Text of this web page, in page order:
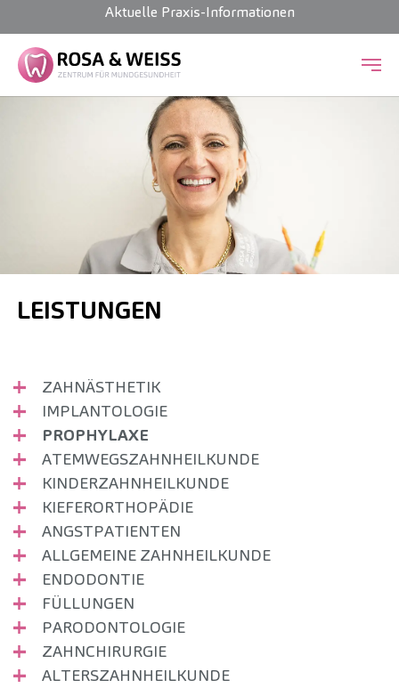
Zum Hauptinhalt springen
Aktuelle Praxis-Informationen
LEISTUNGEN
ZAHNÄSTHETIK
IMPLANTOLOGIE
PROPHYLAXE
ATEMWEGSZAHNHEILKUNDE
KINDER­ZAHNHEILKUNDE
KIEFER­ORTHOPÄDIE
ANGSTPATIENTEN
ALLGEMEINE ZAHNHEILKUNDE
ENDODONTIE
FÜLLUNGEN
PARODONTOLOGIE
ZAHNCHIRURGIE
ALTERSZAHNHEILKUNDE